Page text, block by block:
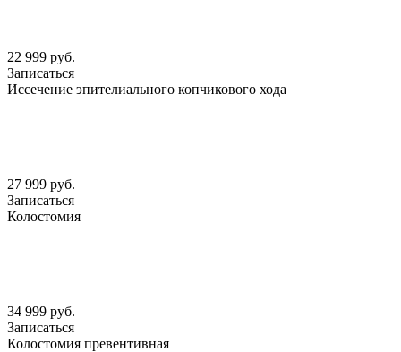
22 999 руб.
Записаться
Иссечение эпителиального копчикового хода
27 999 руб.
Записаться
Колостомия
34 999 руб.
Записаться
Колостомия превентивная